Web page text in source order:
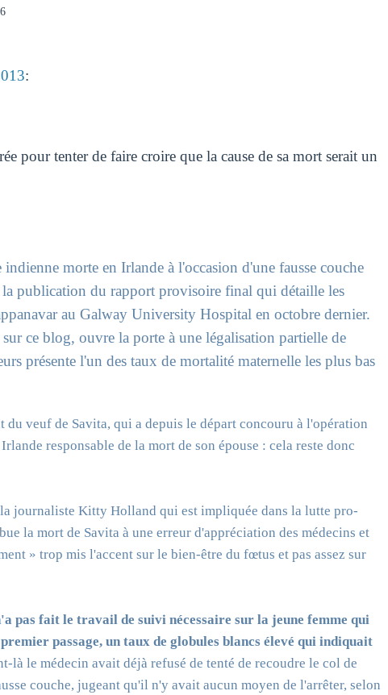
:
pour tenter de faire croire que la cause de sa mort serait un
morte en Irlande à l'occasion d'une fausse couche
publication du rapport provisoire final qui détaille les
au Galway University Hospital en octobre dernier.
ce blog, ouvre la porte à une légalisation partielle de
présente l'un des taux de mortalité maternelle les plus bas
du veuf de Savita, qui a depuis le départ concouru à l'opération
responsable de la mort de son épouse : cela reste donc
journaliste Kitty Holland qui est impliquée dans la lutte pro-
la mort de Savita à une erreur d'appréciation des médecins et
» trop mis l'accent sur le bien-être du fœtus et pas assez sur
pas fait le travail de suivi nécessaire sur la jeune femme qui
passage, un taux de globules blancs élevé qui indiquait
là le médecin avait déjà refusé de tenté de recoudre le col de
couche, jugeant qu'il n'y avait aucun moyen de l'arrêter, selon